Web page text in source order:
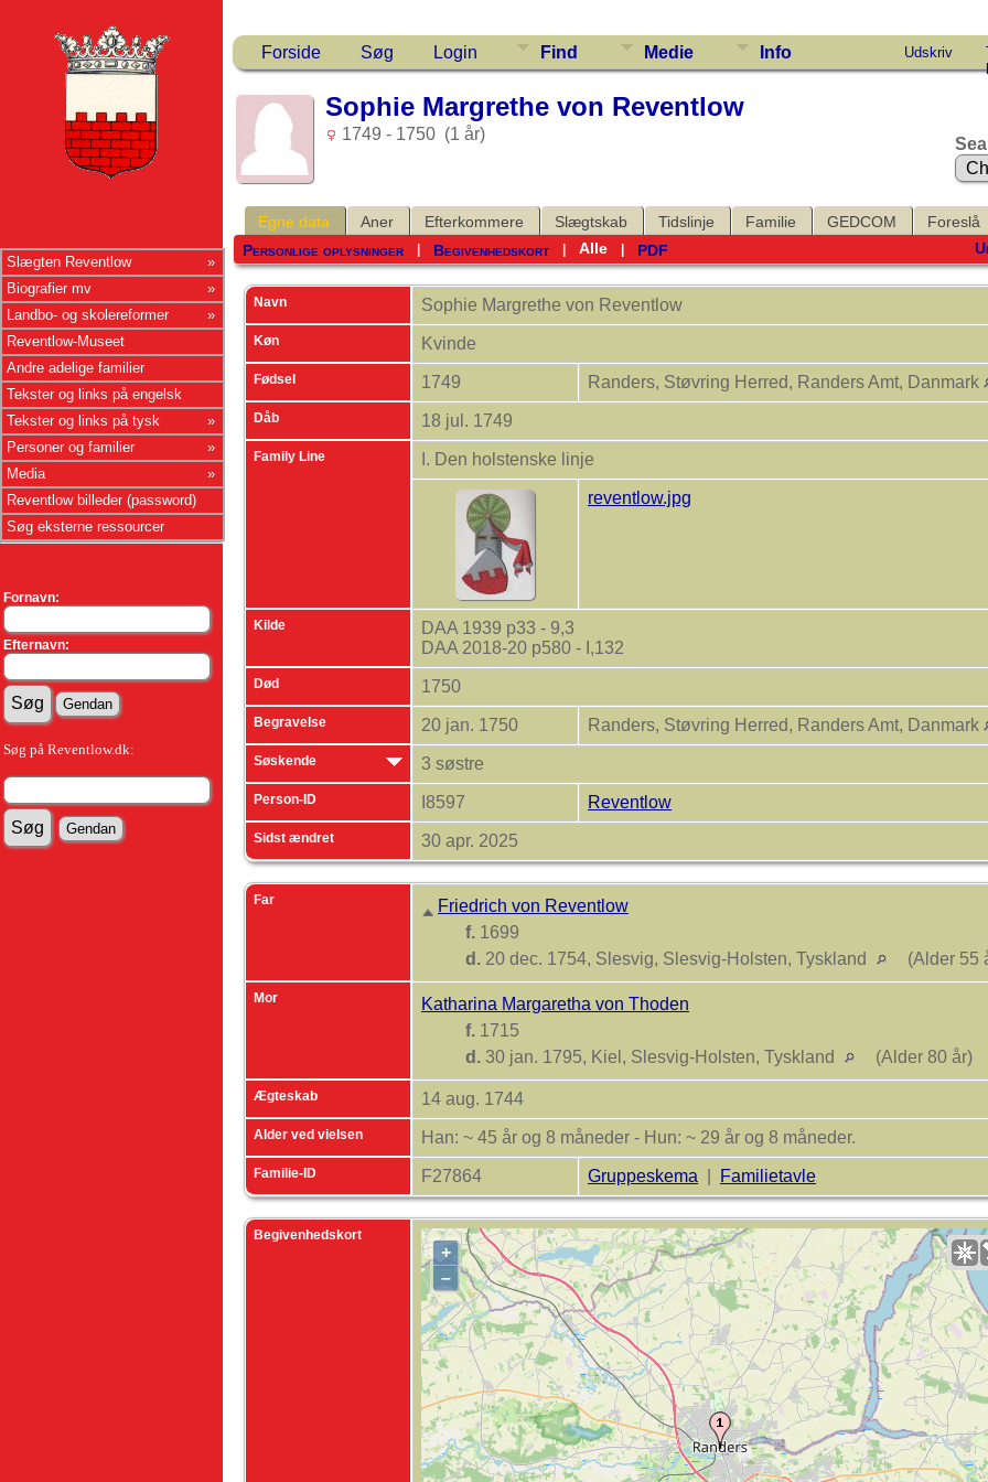
Slægten Reventlow
Biografier mv
Landbo- og skolereformer
Reventlow-Museet
Andre adelige familier
Tekster og links på engelsk
Tekster og links på tysk
Personer og familier
Media
Reventlow billeder (password)
Søg eksterne ressourcer
Fornavn:
Efternavn:
Søg på Reventlow.dk:
Forside Søg Login Find Medie Info Udskriv
Sophie Margrethe von Reventlow
1749 - 1750 (1 år)
Egne data Aner Efterkommere Slægtskab Tidslinje Familie GEDCOM
Foreslå
Personlige oplysninger Begivenhedskort |Alle PDF
Navn Sophie Margrethe von Reventlow
Køn Kvinde
Fødsel 1749 Randers, Støvring Herred, Randers Amt, Danmark
Dåb 18 jul. 1749
Family Line I. Den holstenske linje
reventlow.jpg
Kilde
DAA 1939 p33 - 9,3
DAA 2018-20 p580 - I,132
Død 1750
Begravelse 20 jan. 1750 Randers, Støvring Herred, Randers Amt, Danmark
Søskende 3 søstre
Person-ID I8597 Reventlow
Sidst ændret 30 apr. 2025
Far
Friedrich von Reventlow
f. 1699
d. 20 dec. 1754, Slesvig, Slesvig-Holsten, Tyskland (Alder 55
Mor
Katharina Margaretha von Thoden
f. 1715
d. 30 jan. 1795, Kiel, Slesvig-Holsten, Tyskland (Alder 80 år)
Ægteskab 14 aug. 1744
Alder ved vielsen Han: ~ 45 år og 8 måneder - Hun: ~ 29 år og 8 måneder.
Familie-ID F27864 Gruppeskema Familietavle
Begivenhedskort
+
–